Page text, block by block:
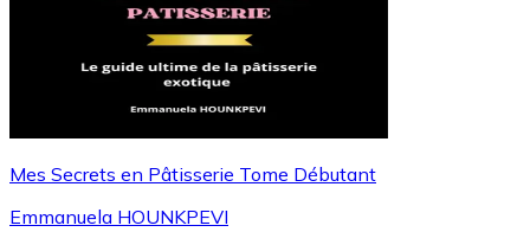
Mes Secrets en Pâtisserie Tome Débutant
Emmanuela HOUNKPEVI